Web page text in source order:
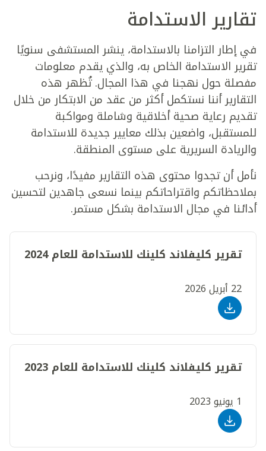
تقارير الاستدامة
في إطار التزامنا بالاستدامة، ينشر المستشفى سنويًا
تقرير الاستدامة الخاص به، والذي يقدم معلومات
مفصلة حول نهجنا في هذا المجال. تُظهر هذه
التقارير أننا نستكمل أكثر من عقد من الابتكار من خلال
تقديم رعاية صحية أخلاقية وشاملة ومواكبة
للمستقبل، واضعين بذلك معايير جديدة للاستدامة
والريادة السريرية على مستوى المنطقة.
نأمل أن تجدوا محتوى هذه التقارير مفيدًا، ونرحب
بملاحظاتكم واقتراحاتكم بينما نسعى جاهدين لتحسين
أدائنا في مجال الاستدامة بشكل مستمر.
تقرير كليفلاند كلينك للاستدامة للعام 2024
22 أبريل 2026
تقرير كليفلاند كلينك للاستدامة للعام 2023
1 يونيو 2023